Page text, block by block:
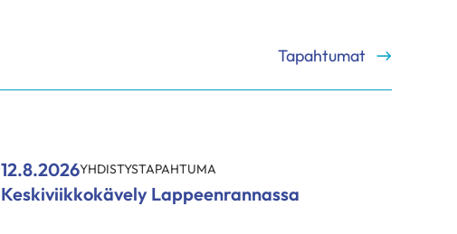
Tapahtumat
12.8.2026YHDISTYSTAPAHTUMA
Keskiviikkokävely Lappeenrannassa